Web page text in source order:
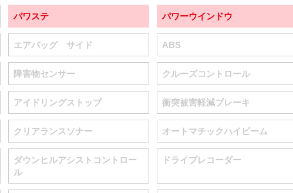
パワステ パワーウインドウ
エアバッグ サイド ABS
障害物センサー クルーズコントロール
アイドリングストップ 衝突被害軽減ブレーキ
クリアランスソナー オートマチックハイビーム
ダウンヒルアシストコントロー
ル
ドライブレコーダー